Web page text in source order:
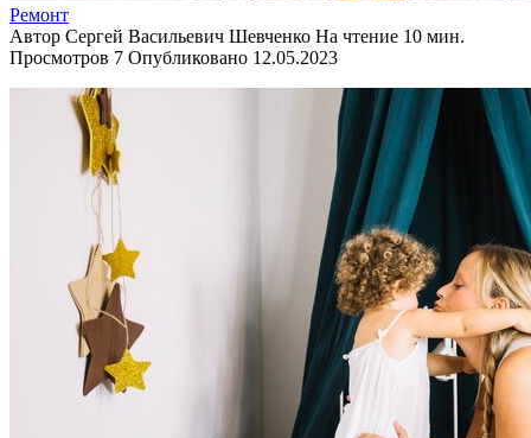
Ремонт
Автор Сергей Васильевич Шевченко На чтение 10 мин.
Просмотров 7 Опубликовано 12.05.2023